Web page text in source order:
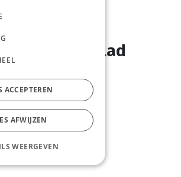
Dienblad
Hendi
aan
ACCEPTEREN
AFWIJZEN
WEERGEVEN